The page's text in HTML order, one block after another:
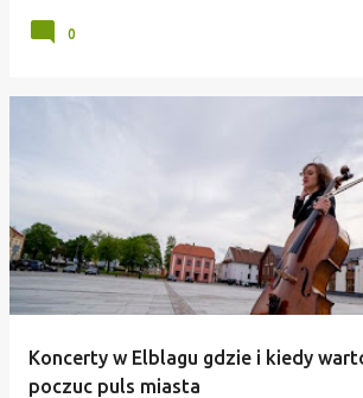
0
Koncerty w Elblagu gdzie i kiedy
poczuc puls miasta